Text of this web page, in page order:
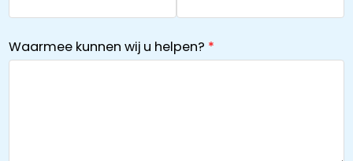
Waarmee kunnen wij u helpen?